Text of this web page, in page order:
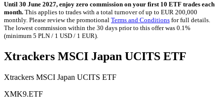
Until 30 June 2027, enjoy zero commission on your first 10 ETF trades each
month. This applies to trades with a total turnover of up to EUR 200,000
monthly. Please review the promotional Terms and Conditions for full details.
The lowest commission within the 30 days prior to this offer was 0.1%
(minimum 5 PLN / 1 USD / 1 EUR).
Xtrackers MSCI Japan UCITS ETF
Xtrackers MSCI Japan UCITS ETF
XMK9.ETF